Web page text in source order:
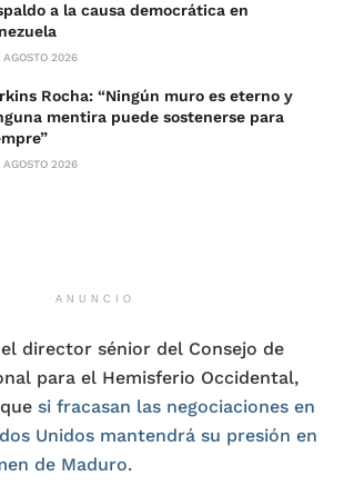
a la causa democrática en
AGOSTO 2026
Rocha: “Ningún muro es eterno y
mentira puede sostenerse para
AGOSTO 2026
ANUNCIO
director sénior del Consejo de
para el Hemisferio Occidental,
si fracasan las negociaciones en
Unidos mantendrá su presión en
de Maduro.